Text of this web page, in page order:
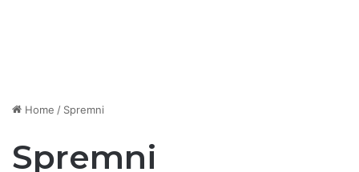
Home / Spremni
Spremni